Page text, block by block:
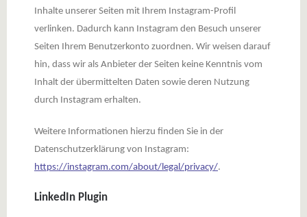
Inhalte unserer Seiten mit Ihrem Instagram-Profil
verlinken. Dadurch kann Instagram den Besuch unserer
Seiten Ihrem Benutzerkonto zuordnen. Wir weisen darauf
hin, dass wir als Anbieter der Seiten keine Kenntnis vom
Inhalt der übermittelten Daten sowie deren Nutzung
durch Instagram erhalten.
Weitere Informationen hierzu finden Sie in der
Datenschutzerklärung von Instagram:
https://instagram.com/about/legal/privacy/.
LinkedIn Plugin